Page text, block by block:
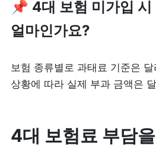
📌 4대 보험 미가입
얼마인가요?
보험 종류별로 과태료 기준은
상황에 따라 실제 부과 금액은
4대 보험료 부담